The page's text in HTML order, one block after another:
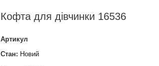
Кофта для дівчинки 16536
Артикул
Стан: Новий